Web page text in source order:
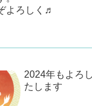
よろしく♬
2024年もよろ
たします